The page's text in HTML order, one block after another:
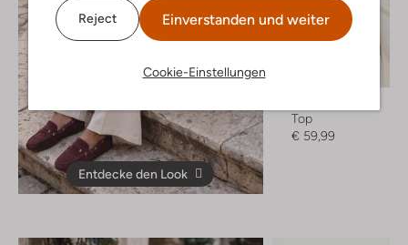
Reject Einverstanden und weiter
Cookie-Einstellungen
Entdecke den Look
Top
€ 59,99